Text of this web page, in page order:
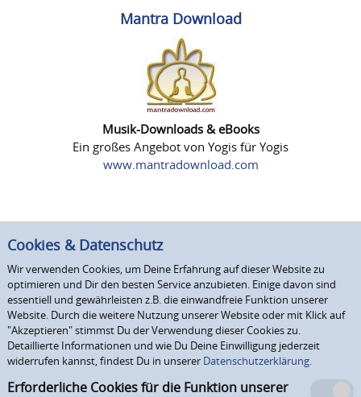
Mantra Download
Musik-Downloads & eBooks
Ein großes Angebot von Yogis für Yogis
www.mantradownload.com
Cookies & Datenschutz
Wir verwenden Cookies, um Deine Erfahrung auf dieser Website zu
optimieren und Dir den besten Service anzubieten. Einige davon sind
essentiell und gewährleisten z.B. die einwandfreie Funktion unserer
Website. Durch die weitere Nutzung unserer Website oder mit Klick auf
"Akzeptieren" stimmst Du der Verwendung dieser Cookies zu.
Detaillierte Informationen und wie Du Deine Einwilligung jederzeit
widerrufen kannst, findest Du in unserer Datenschutzerklärung.
Erforderliche Cookies für die Funktion unserer